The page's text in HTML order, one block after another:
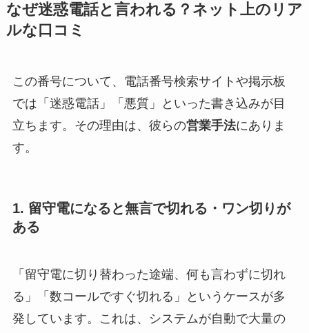
なぜ迷惑電話と言われる？ネット上のリア
ルな口コミ
この番号について、電話番号検索サイトや掲示板
では「迷惑電話」「悪質」といった書き込みが目
立ちます。その理由は、彼らの営業手法にありま
す。
1. 留守電になると無言で切れる・ワン切りが
ある
「留守電に切り替わった途端、何も言わずに切れ
る」「数コールですぐ切れる」というケースが多
発しています。これは、システムが自動で大量の